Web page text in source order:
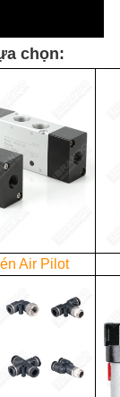
chọn:
Air Pilot